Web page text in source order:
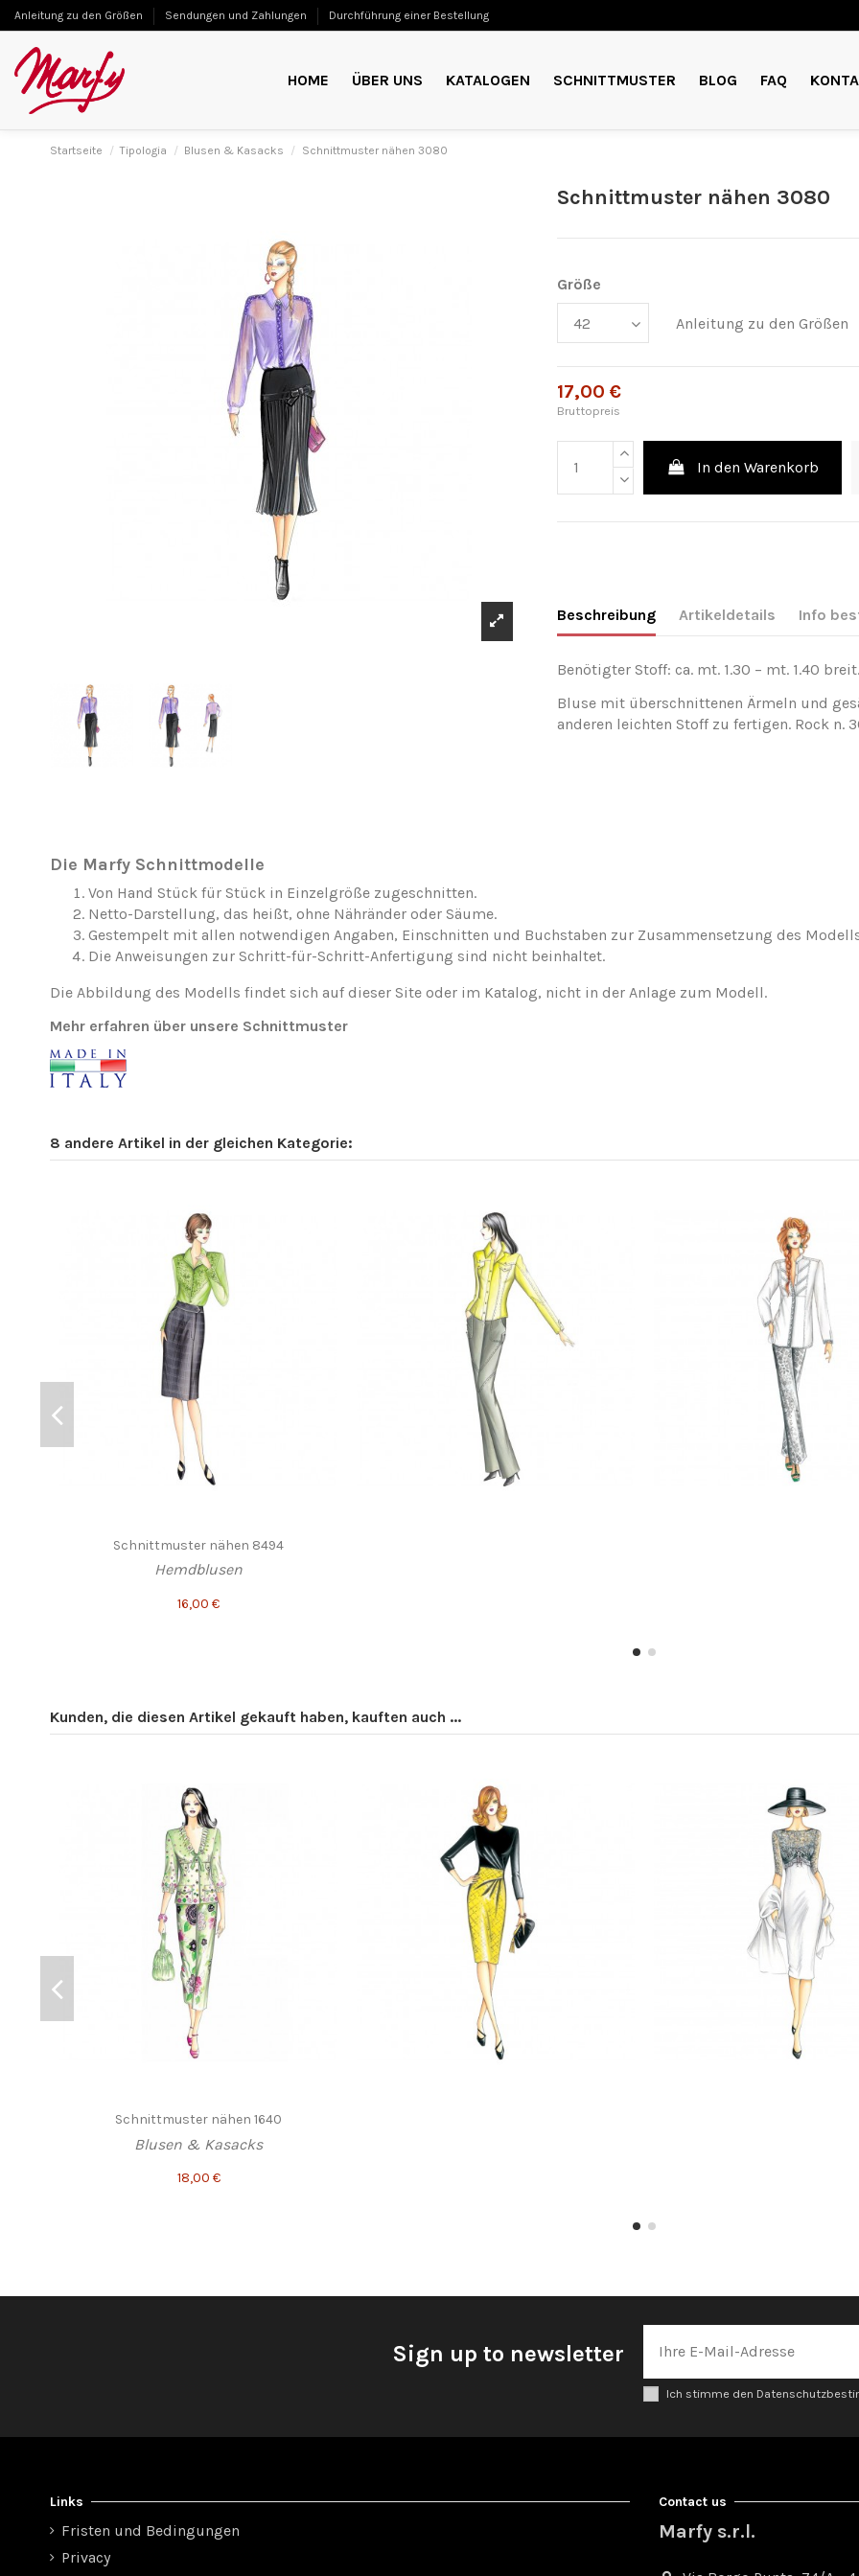
Anleitung zu den Größen Sendungen und Zahlungen Durchführung einer Bestellung
HOME ÜBER UNS KATALOGEN SCHNITTMUSTER BLOG FAQ
Startseite Tipologia Blusen & Kasacks Schnittmuster nähen 3080
Schnittmuster nähen 3080
Größe
Anleitung zu den Größen
17,00 €
Bruttopreis
In den Warenkorb
Beschreibung Artikeldetails Info
Benötigter Stoff: ca. mt. 1.30 – mt. 1.40
Bluse mit überschnittenen Ärmeln und
anderen leichten Stoff zu fertigen. Rock n.
Die Marfy Schnittmodelle
Von Hand Stück für Stück in Einzelgröße zugeschnitten.
Netto-Darstellung, das heißt, ohne Nähränder oder Säume.
Gestempelt mit allen notwendigen Angaben, Einschnitten und Buchstaben zur Zusammensetzung des
Die Anweisungen zur Schritt-für-Schritt-Anfertigung sind nicht beinhaltet.
Die Abbildung des Modells findet sich auf dieser Site oder im Katalog, nicht in der Anlage zum Modell.
Mehr erfahren über unsere Schnittmuster
8 andere Artikel in der gleichen Kategorie:
Schnittmuster nähen 8494
Hemdblusen
16,00 €
Kunden, die diesen Artikel gekauft haben, kauften auch ...
Schnittmuster nähen 1640
Blusen & Kasacks
18,00 €
Sign up to newsletter
Ich stimme den
Links
Fristen und Bedingungen
Privacy
Contact us
Marfy s.r.l.